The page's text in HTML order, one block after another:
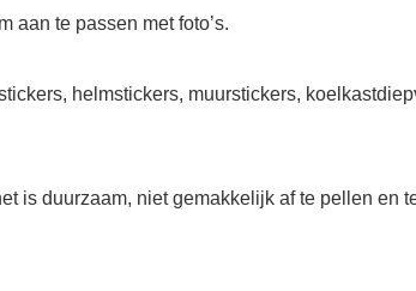
aan te passen met foto’s.
helmstickers, muurstickers,
is duurzaam, niet gemakkelijk af te pellen en